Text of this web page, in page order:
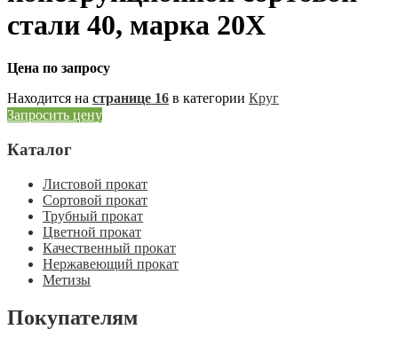
стали 40, марка 20Х
Цена по запросу
Находится на странице 16 в категории Круг
Запросить цену
Каталог
Листовой прокат
Сортовой прокат
Трубный прокат
Цветной прокат
Качественный прокат
Нержавеющий прокат
Метизы
Покупателям